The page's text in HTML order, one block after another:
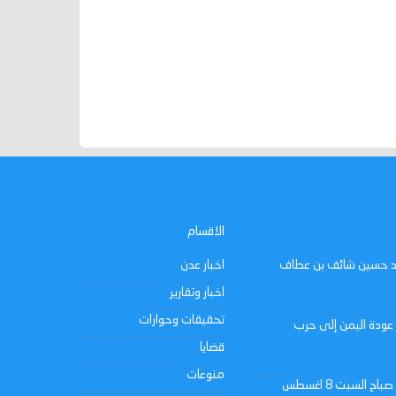
حسين شائف بن عطاف
اليمن إلى حرب
عدن : مستجدات كهرباء عدن حتى صباح السبت 8 اغسطس
الاقسام
اخبار عدن
اخبار وتقارير
تحقيقات وحوارات
قضايا
منوعات